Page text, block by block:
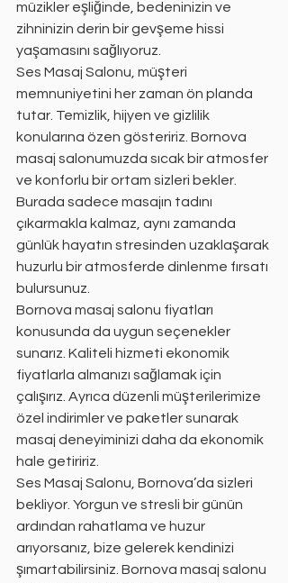
müzikler eşliğinde, bedeninizin ve
zihninizin derin bir gevşeme hissi
yaşamasını sağlıyoruz.
Ses Masaj Salonu, müşteri
memnuniyetini her zaman ön planda
tutar. Temizlik, hijyen ve gizlilik
konularına özen gösteririz. Bornova
masaj salonumuzda sıcak bir atmosfer
ve konforlu bir ortam sizleri bekler.
Burada sadece masajın tadını
çıkarmakla kalmaz, aynı zamanda
günlük hayatın stresinden uzaklaşarak
huzurlu bir atmosferde dinlenme fırsatı
bulursunuz.
Bornova masaj salonu fiyatları
konusunda da uygun seçenekler
sunarız. Kaliteli hizmeti ekonomik
fiyatlarla almanızı sağlamak için
çalışırız. Ayrıca düzenli müşterilerimize
özel indirimler ve paketler sunarak
masaj deneyiminizi daha da ekonomik
hale getiririz.
Ses Masaj Salonu, Bornova’da sizleri
bekliyor. Yorgun ve stresli bir günün
ardından rahatlama ve huzur
arıyorsanız, bize gelerek kendinizi
şımartabilirsiniz. Bornova masaj salonu